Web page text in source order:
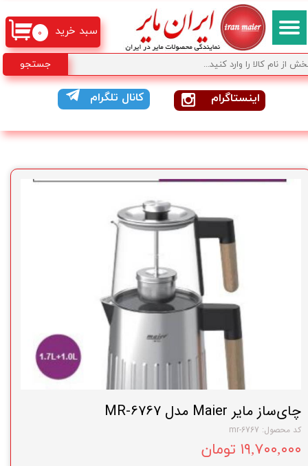
جستجو
کانال تلگرام اینستاگرام
۰ سبد خرید
چای‌ساز مایر Maier مدل MR-6767
کد محصول: mr-6767
۱۹,۷۰۰,۰۰۰ تومان